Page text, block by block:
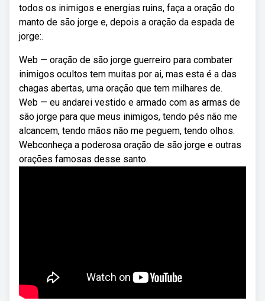
todos os inimigos e energias ruins, faça a oração do
manto de são jorge e, depois a oração da espada de
jorge:.
Web — oração de são jorge guerreiro para combater
inimigos ocultos tem muitas por ai, mas esta é a das
chagas abertas, uma oração que tem milhares de.
Web — eu andarei vestido e armado com as armas de
são jorge para que meus inimigos, tendo pés não me
alcancem, tendo mãos não me peguem, tendo olhos.
Webconheça a poderosa oração de são jorge e outras
orações famosas desse santo.